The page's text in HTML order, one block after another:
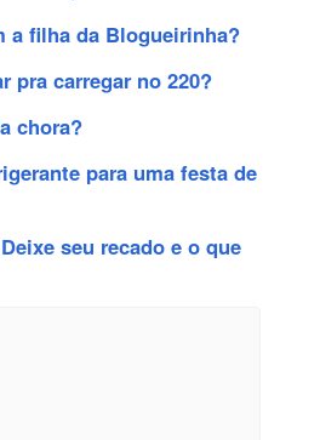
a filha da Blogueirinha?
pra carregar no 220?
chora?
para uma festa de
seu recado e o que